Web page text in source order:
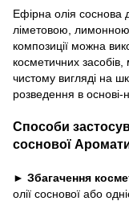
Ефірна олія соснова
ліметовою,
композиції можна
косметичних
чистому вигляді на
розведення в основі-
Способи
соснової
► Збагачення
олії соснової або